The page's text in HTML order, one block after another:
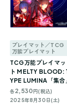
プレイマット／TCG
万能プレイマット
TCG万能プレイマッ
ト MELTY BLOOD:
YPE LUMINA「集合
各2,530円(税込)
2025年8月30日(土)